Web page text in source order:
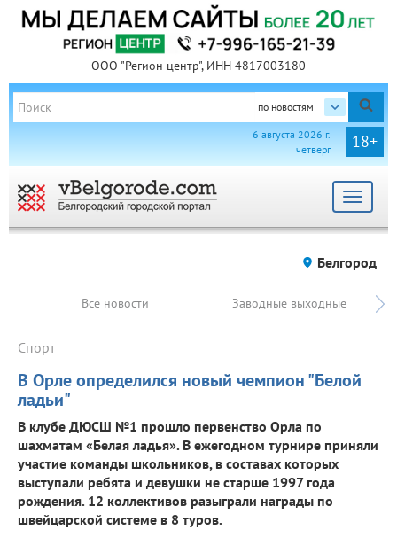
ООО "Регион центр", ИНН 4817003180
по новостям
18+
6 августа 2026 г.
четверг
Toggle
Белгород
Все новости Заводные выходные
В Орле определился новый чемпион "Белой
ладьи"
Спорт
В клубе ДЮСШ №1 прошло первенство Орла по
шахматам «Белая ладья». В ежегодном турнире приняли
участие команды школьников, в составах которых
выступали ребята и девушки не старше 1997 года
рождения. 12 коллективов разыграли награды по
швейцарской системе в 8 туров.